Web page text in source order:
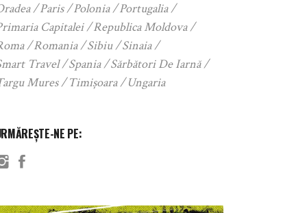
Paris Polonia
Portugalia
Capitalei
Republica Moldova
Romania Sibiu
Sinaia
Travel
Spania
Sărbători De Iarnă
Mures
Timișoara Ungaria
NE PE: